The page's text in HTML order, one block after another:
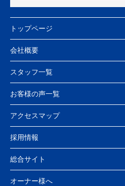
トップページ
会社概要
スタッフ一覧
お客様の声一覧
アクセスマップ
採用情報
総合サイト
オーナー様へ